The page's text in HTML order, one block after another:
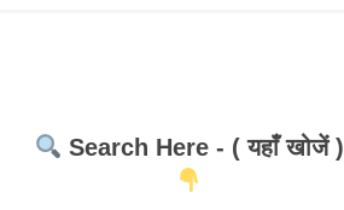
Search Here - ( यहाँ खोजें )